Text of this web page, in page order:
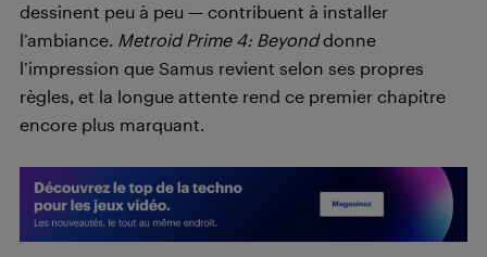
dessinent peu à peu — contribuent à installer
l’ambiance. Metroid Prime 4: Beyonddonne
l’impression que Samus revient selon ses propres
règles, et la longue attente rend ce premier chapitre
encore plus marquant.